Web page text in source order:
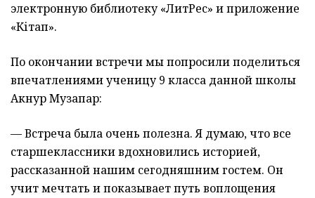
электронную библиотеку «ЛитРес» и приложение
«Кітап».
По окончании встречи мы попросили поделиться
впечатлениями ученицу 9 класса данной школы
Акнур Музапар:
— Встреча была очень полезна. Я думаю, что все
старшеклассники вдохновились историей,
рассказанной нашим сегодняшним гостем. Он
учит мечтать и показывает путь воплощения